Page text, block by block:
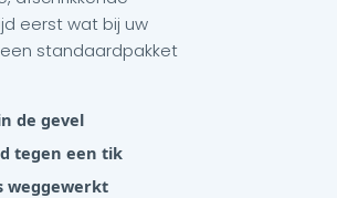
eerst wat bij uw
standaardpakket
de gevel
tegen een tik
weggewerkt